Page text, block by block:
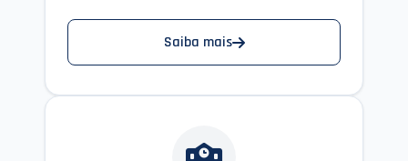
Saiba mais